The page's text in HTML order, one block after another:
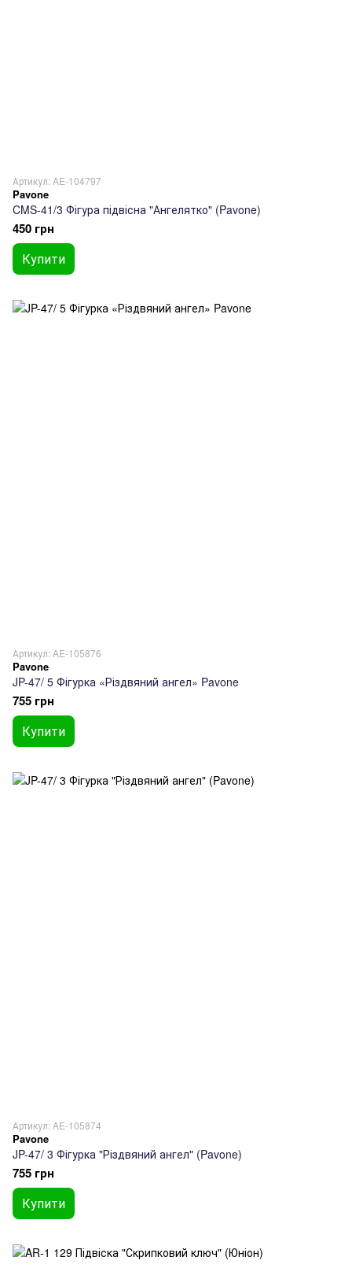
Артикул: AE-104797
Pavone
CMS-41/3 Фігура підвісна "Ангелятко" (Pavone)
450 грн
Купити
Артикул: AE-105876
Pavone
JP-47/ 5 Фігурка «Різдвяний ангел» Pavone
755 грн
Купити
Артикул: AE-105874
Pavone
JP-47/ 3 Фігурка "Різдвяний ангел" (Pavone)
755 грн
Купити